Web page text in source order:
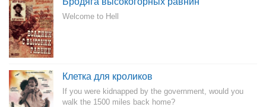
Welcome to Hell
Клетка для кроликов
If you were kidnapped by the government, would you
walk the 1500 miles back home?